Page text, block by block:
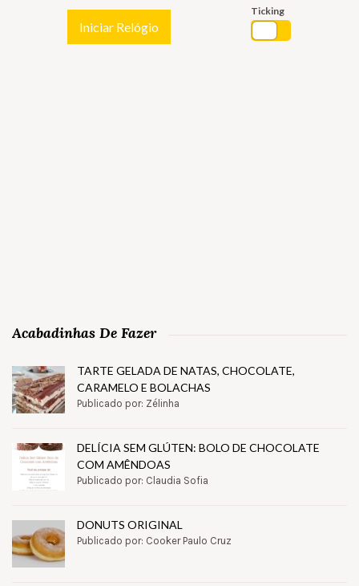
Iniciar Relógio
Ticking
Acabadinhas De Fazer
TARTE GELADA DE NATAS, CHOCOLATE,
CARAMELO E BOLACHAS
Publicado por: Zélinha
DELÍCIA SEM GLÚTEN: BOLO DE CHOCOLATE
COM AMÊNDOAS
Publicado por: Claudia Sofia
DONUTS ORIGINAL
Publicado por: Cooker Paulo Cruz